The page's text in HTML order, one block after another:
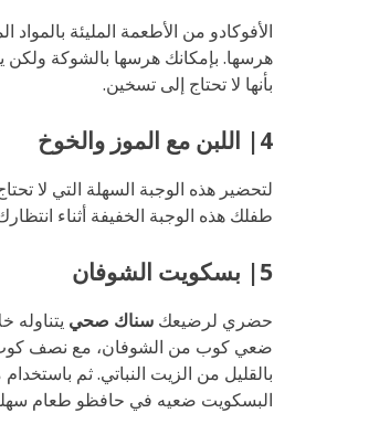
هرسها. بإمكانك هرسها بالشوكة ولكن
بأنها لا تحتاج إلى تسخين.
4| اللبن مع الموز والخوخ
لتحضير هذه الوجبة السهلة التي
طفلك هذه الوجبة الخفيفة أثناء
5| بسكويت الشوفان
حضري لرضيعك سناك صحي يتناوله
ضعي كوب من الشوفان، مع نصف كوب من
البسكويت ضعيه في حافظو طعام سهلة